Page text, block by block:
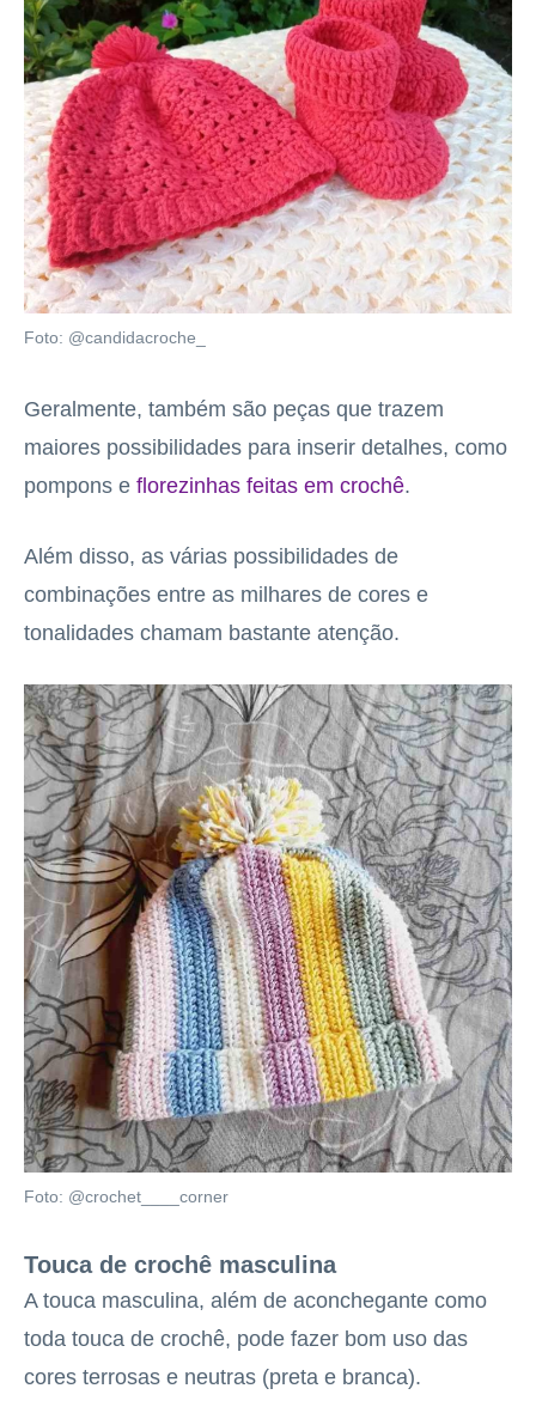
Foto: @candidacroche_
Geralmente, também são peças que trazem
maiores possibilidades para inserir detalhes, como
pompons e florezinhas feitas em crochê.
Além disso, as várias possibilidades de
combinações entre as milhares de cores e
tonalidades chamam bastante atenção.
Foto: @crochet____corner
Touca de crochê masculina
A touca masculina, além de aconchegante como
toda touca de crochê, pode fazer bom uso das
cores terrosas e neutras (preta e branca).